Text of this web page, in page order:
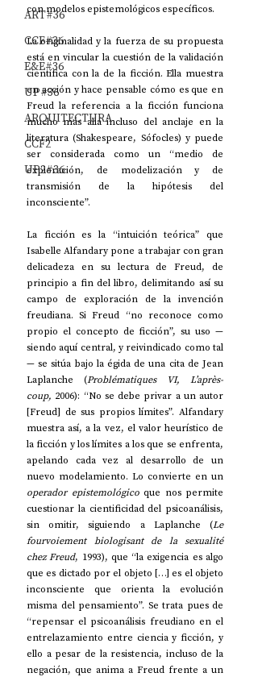
ART#36
CCF#36
E&E#36
UP#36
ARQUITECTURA
CCF2
UP2#36
con modelos epistemológicos específicos.
La originalidad y la fuerza de su propuesta
está en vincular la cuestión de la validación
científica con la de la ficción. Ella muestra
en acción y hace pensable cómo es que en
Freud la referencia a la ficción funciona
mucho más allá incluso del anclaje en la
literatura (Shakespeare, Sófocles) y puede
ser considerada como un “medio de
exploración, de modelización y de
transmisión de la hipótesis del
inconsciente”.
La ficción es la “intuición teórica” que
Isabelle Alfandary pone a trabajar con gran
delicadeza en su lectura de Freud, de
principio a fin del libro, delimitando así su
campo de exploración de la invención
freudiana. Si Freud “no reconoce como
propio el concepto de ficción”, su uso —
siendo aquí central, y reivindicado como tal
— se sitúa bajo la égida de una cita de Jean
Laplanche (Problématiques VI, L’après-
coup, 2006): “No se debe privar a un autor
[Freud] de sus propios límites”. Alfandary
muestra así, a la vez, el valor heurístico de
la ficción y los límites a los que se enfrenta,
apelando cada vez al desarrollo de un
operador epistemológico que nos permite
cuestionar la cientificidad del psicoanálisis,
sin omitir, siguiendo a Laplanche (Le
fourvoiement biologisant de la sexualité
chez Freud, 1993), que “la exigencia es algo
que es dictado por el objeto […] es el objeto
inconsciente que orienta la evolución
misma del pensamiento”. Se trata pues de
“repensar el psicoanálisis freudiano en el
entrelazamiento entre ciencia y ficción, y
ello a pesar de la resistencia, incluso de la
negación, que anima a Freud frente a un